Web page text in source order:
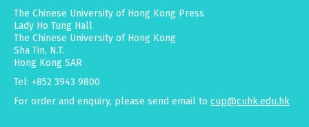
The Chinese University of Hong Kong Press
Lady Ho Tung Hall
The Chinese University of Hong Kong
Sha Tin, N.T.
Hong Kong SAR
Tel: +852 3943 9800
For order and enquiry, please send email to cup@cuhk.edu.hk